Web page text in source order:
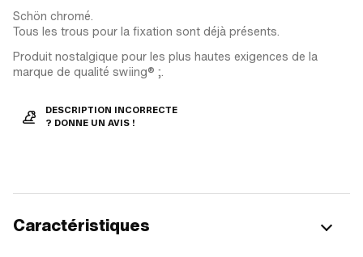
Schön chromé.
Tous les trous pour la fixation sont déjà présents.
Produit nostalgique pour les plus hautes exigences de la
marque de qualité swiing® ;.
DESCRIPTION INCORRECTE
? DONNE UN AVIS !
Caractéristiques